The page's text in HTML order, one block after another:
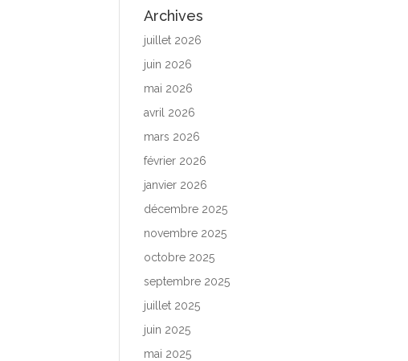
Archives
juillet 2026
juin 2026
mai 2026
avril 2026
mars 2026
février 2026
janvier 2026
décembre 2025
novembre 2025
octobre 2025
septembre 2025
juillet 2025
juin 2025
mai 2025